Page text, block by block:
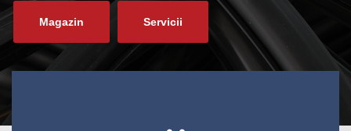
Magazin Servicii